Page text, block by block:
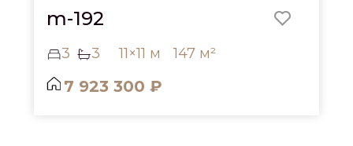
m-192
3 3 11×11 м 147 м²
7 923 300 ₽